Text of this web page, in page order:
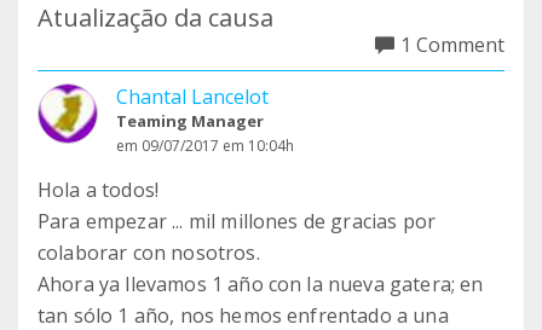
Atualização da causa
1 Comment
Chantal Lancelot
Teaming Manager
em 09/07/2017 em 10:04h
Hola a todos!
Para empezar ... mil millones de gracias por
colaborar con nosotros.
Ahora ya llevamos 1 año con la nueva gatera; en
tan sólo 1 año, nos hemos enfrentado a una